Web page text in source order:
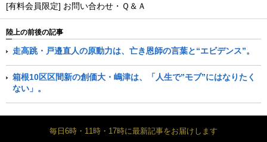
[有料会員限定] お問い合わせ・Ｑ＆Ａ
陸上の前後の記事
走高跳・戸邉直人の原動力は、亡き恩師の言葉と“エビデンス”。
箱根10区区間新の創価大・嶋津は、「人生で”モブ”にはなりたく
ない」。
毎日6時・11時・17時に最新記事をお届けします